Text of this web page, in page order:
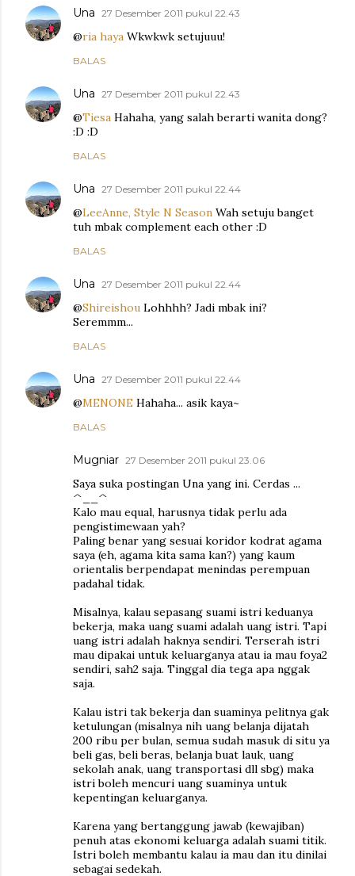
Una 27 Desember 2011 pukul 22.43
@ria haya Wkwkwk setujuuu!
BALAS
Una 27 Desember 2011 pukul 22.43
@Tiesa Hahaha, yang salah berarti wanita dong?
:D :D
BALAS
Una 27 Desember 2011 pukul 22.44
@LeeAnne, Style N Season Wah setuju banget
tuh mbak complement each other :D
BALAS
Una 27 Desember 2011 pukul 22.44
@Shireishou Lohhhh? Jadi mbak ini?
Seremmm...
BALAS
Una 27 Desember 2011 pukul 22.44
@MENONE Hahaha... asik kaya~
BALAS
Mugniar 27 Desember 2011 pukul 23.06
Saya suka postingan Una yang ini. Cerdas ...
^__^
Kalo mau equal, harusnya tidak perlu ada
pengistimewaan yah?
Paling benar yang sesuai koridor kodrat agama
saya (eh, agama kita sama kan?) yang kaum
orientalis berpendapat menindas perempuan
padahal tidak.
Misalnya, kalau sepasang suami istri keduanya
bekerja, maka uang suami adalah uang istri. Tapi
uang istri adalah haknya sendiri. Terserah istri
mau dipakai untuk keluarganya atau ia mau foya2
sendiri, sah2 saja. Tinggal dia tega apa nggak
saja.
Kalau istri tak bekerja dan suaminya pelitnya gak
ketulungan (misalnya nih uang belanja dijatah
200 ribu per bulan, semua sudah masuk di situ ya
beli gas, beli beras, belanja buat lauk, uang
sekolah anak, uang transportasi dll sbg) maka
istri boleh mencuri uang suaminya untuk
kepentingan keluarganya.
Karena yang bertanggung jawab (kewajiban)
penuh atas ekonomi keluarga adalah suami titik.
Istri boleh membantu kalau ia mau dan itu dinilai
sebagai sedekah.